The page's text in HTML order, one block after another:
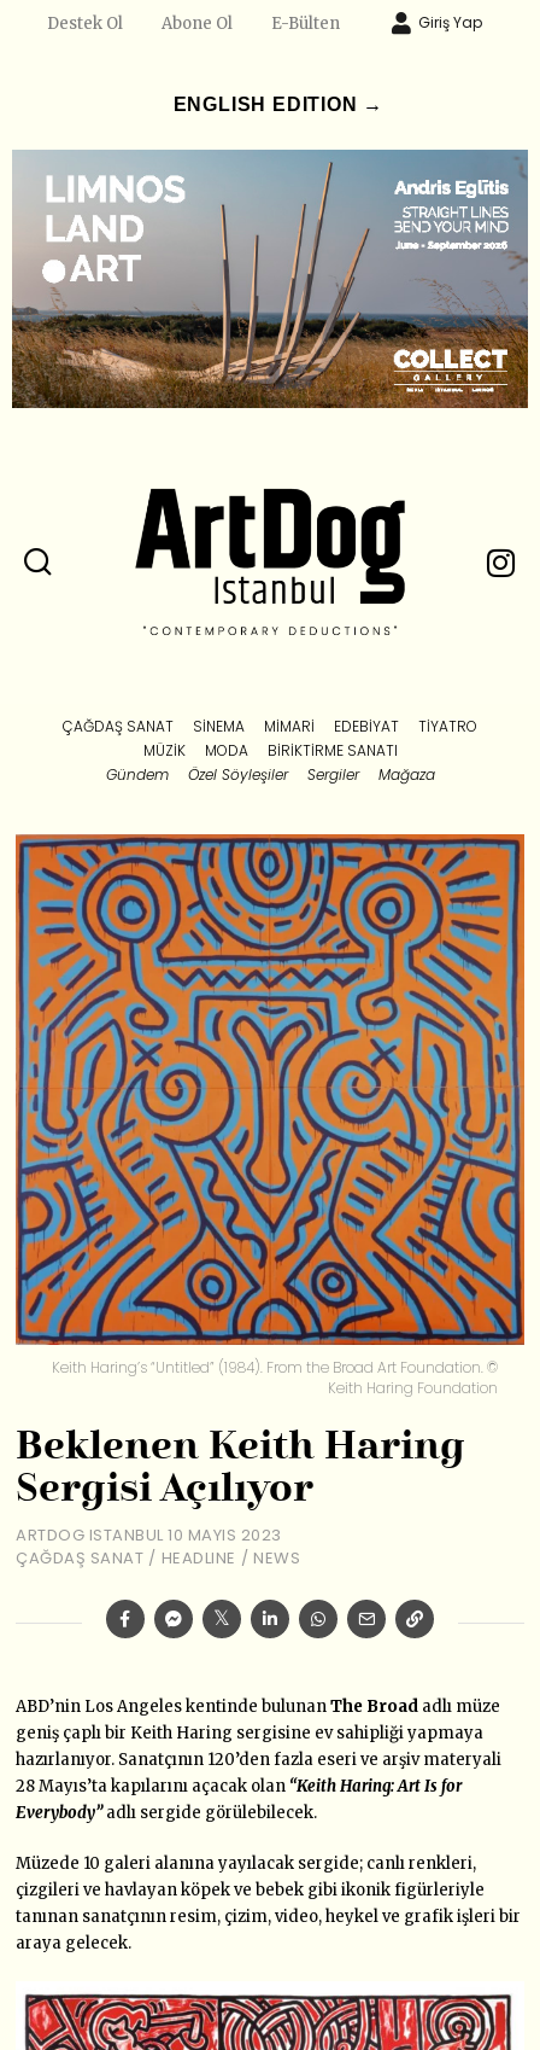
Destek Ol Abone Ol E-Bülten Giriş Yap
ENGLISH EDITION →
ÇAĞDAŞ SANAT SINEMA MIMARI EDEBIYAT
TIYATRO
MÜZIK
MODA
BIRIKTIRME SANATI
Gündem
Özel Söyleşiler Sergiler Mağaza
Keith Haring’s “Untitled” (1984). From the Broad Art Foundation. ©
Keith Haring Foundation
Beklenen Keith Haring
Sergisi Açılıyor
ARTDOG ISTANBUL 10 MAYIS 2023
ÇAĞDAŞ SANAT / HEADLINE / NEWS
ABD’nin Los Angeles kentinde bulunanThe Broad adlı müze
geniş çaplı bir Keith Haring sergisine ev sahipliği yapmaya
hazırlanıyor. Sanatçının 120’den fazla eseri ve arşiv materyali
28 Mayıs’ta kapılarını açacak olan “Keith Haring: Art Is for
Everybody”adlı sergide görülebilecek.
Müzede 10 galeri alanına yayılacak sergide; canlı renkleri,
çizgileri ve havlayan köpek ve bebek gibi ikonik figürleriyle
tanınan sanatçının resim, çizim, video, heykel ve grafik işleri bir
araya gelecek.